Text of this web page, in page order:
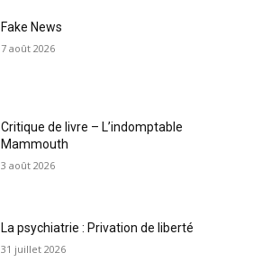
Fake News
7 août 2026
Critique de livre – L’indomptable
Mammouth
3 août 2026
La psychiatrie : Privation de liberté
31 juillet 2026